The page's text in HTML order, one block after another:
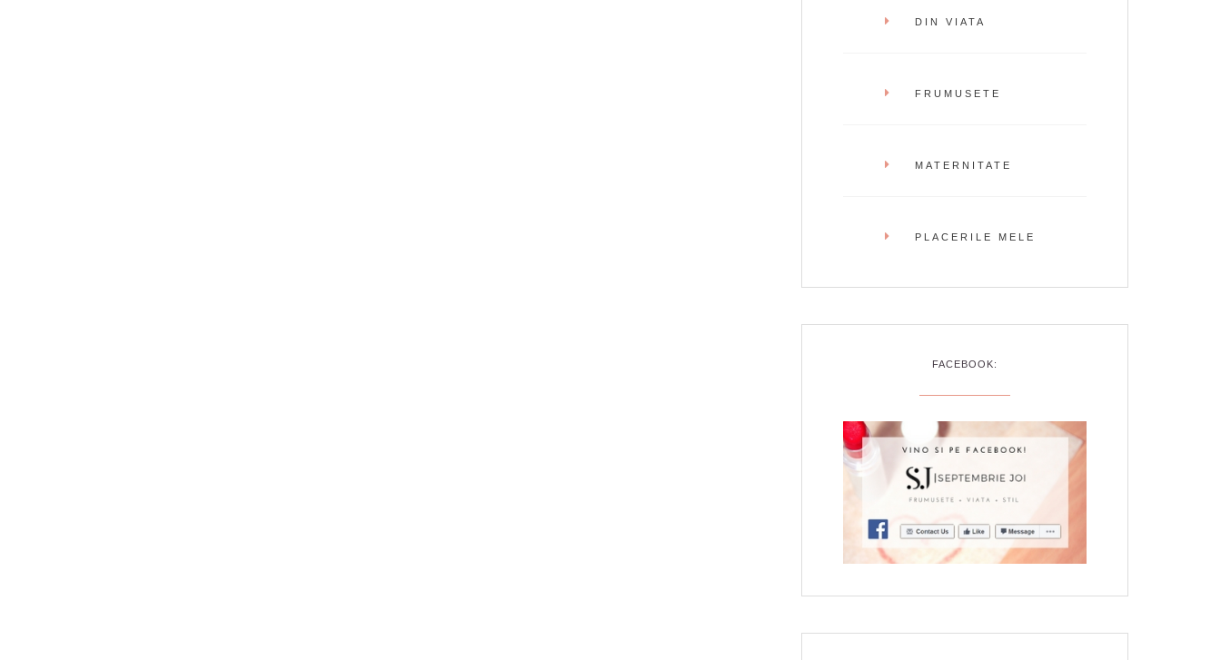
DIN VIATA
FRUMUSETE
MATERNITATE
PLACERILE MELE
FACEBOOK: